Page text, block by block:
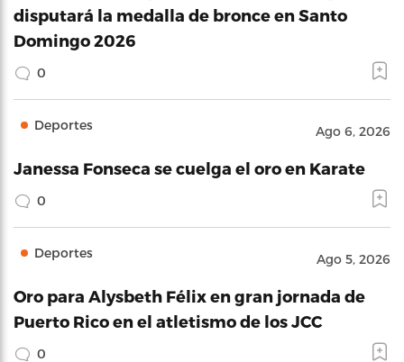
disputará la medalla de bronce en Santo
Domingo 2026
0
Deportes Ago 6, 2026
Janessa Fonseca se cuelga el oro en Karate
0
Deportes Ago 5, 2026
Oro para Alysbeth Félix en gran jornada de
Puerto Rico en el atletismo de los JCC
0